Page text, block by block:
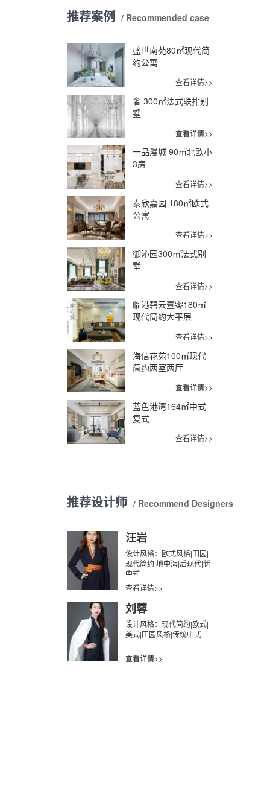
推荐案例 / Recommended case
盛世南苑80㎡现代简
约公寓
查看详情>>
奢 300㎡法式联排别
墅
查看详情>>
一品漫城 90㎡北欧小
3房
查看详情>>
泰欣嘉园 180㎡欧式
公寓
查看详情>>
御沁园300㎡法式别
墅
查看详情>>
临港碧云壹零180㎡
现代简约大平层
查看详情>>
海信花苑100㎡现代
简约两室两厅
查看详情>>
蓝色港湾164㎡中式
复式
查看详情>>
推荐设计师 / Recommend Designers
汪岩
设计风格：欧式风格|田园|
现代简约|地中海|后现代|新
中式
查看详情>>
刘蓉
设计风格：现代简约|欧式|
美式|田园风格|传统中式
查看详情>>